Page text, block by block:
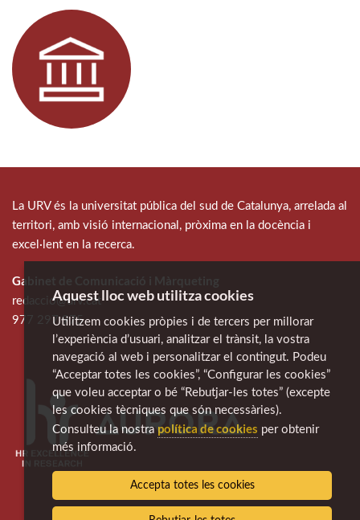
La URV és la universitat pública del sud de Catalunya, arrelada al
territori, amb visió internacional, pròxima en la docència i
excel·lent en la recerca.
Gabinet de Comunicació i Màrqueting
redaccio@urv.cat
977 297 975
Aquest lloc web utilitza cookies
Utilitzem cookies pròpies i de tercers per millorar
l’experiència d’usuari, analitzar el trànsit, la vostra
navegació al web i personalitzar el contingut. Podeu
“Acceptar totes les cookies”, “Configurar les cookies”
que voleu acceptar o bé “Rebutjar-les totes” (excepte
les cookies tècniques que són necessàries).
Consulteu la nostra política de cookies per obtenir
més informació.
Accepta totes les cookies